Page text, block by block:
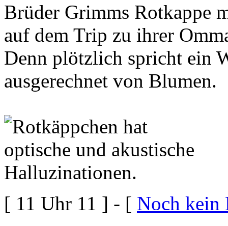
Brüder Grimms Rotkappe
auf dem Trip zu ihrer
Denn plötzlich spricht ein
ausgerechnet von Blumen.
[ 11 Uhr 11 ] - [ Noch kein